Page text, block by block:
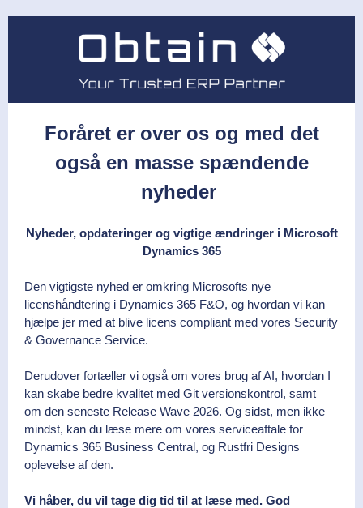
Foråret er over os og med det
også en masse spændende
nyheder
Nyheder, opdateringer og vigtige ændringer i Microsoft
Dynamics 365
Den vigtigste nyhed er omkring Microsofts nye
licenshåndtering i Dynamics 365 F&O, og hvordan vi kan
hjælpe jer med at blive licens compliant med vores Security
& Governance Service.
Derudover fortæller vi også om vores brug af AI, hvordan I
kan skabe bedre kvalitet med Git versionskontrol, samt
om den seneste Release Wave 2026. Og sidst, men ikke
mindst, kan du læse mere om vores serviceaftale for
Dynamics 365 Business Central, og Rustfri Designs
oplevelse af den.
Vi håber, du vil tage dig tid til at læse med. God